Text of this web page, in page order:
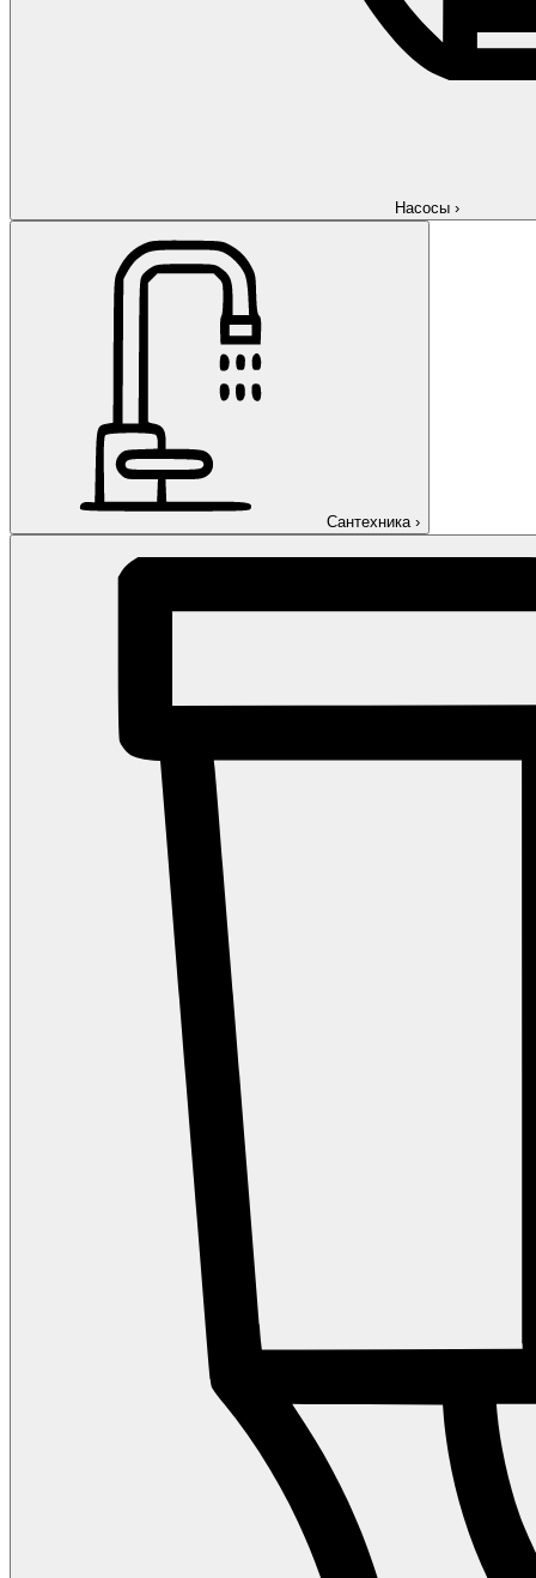
Насосы ›
Сантехника ›